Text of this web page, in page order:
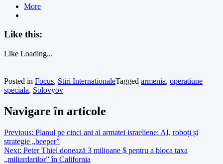
More
Like this:
Like Loading...
Posted in Focus, Stiri InternationaleTagged armenia, operatiune
speciala, Solovyov
Navigare în articole
Previous: Planul pe cinci ani al armatei israeliene: AI, roboți și
strategie „beeper”
Next: Peter Thiel donează 3 milioane $ pentru a bloca taxa
„miliardarilor” în California